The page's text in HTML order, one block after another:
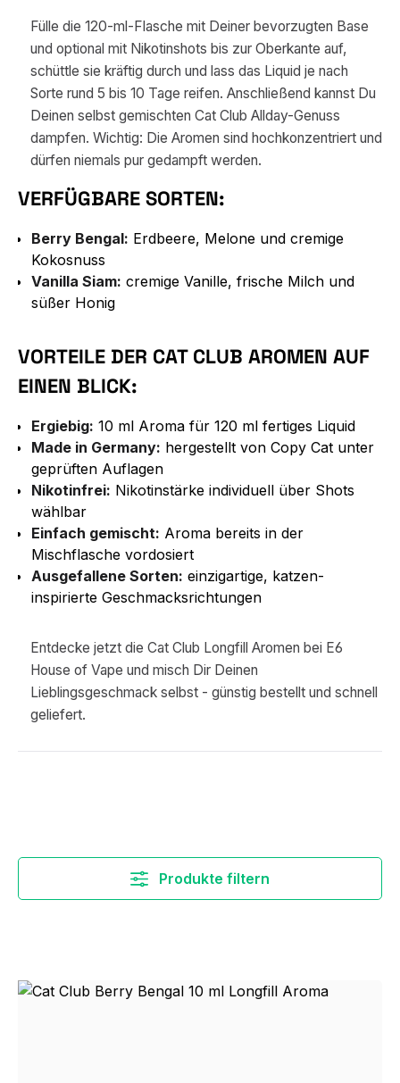
Fülle die 120-ml-Flasche mit Deiner bevorzugten Base
und optional mit Nikotinshots bis zur Oberkante auf,
schüttle sie kräftig durch und lass das Liquid je nach
Sorte rund 5 bis 10 Tage reifen. Anschließend kannst Du
Deinen selbst gemischten Cat Club Allday-Genuss
dampfen. Wichtig: Die Aromen sind hochkonzentriert und
dürfen niemals pur gedampft werden.
VERFÜGBARE SORTEN:
Berry Bengal: Erdbeere, Melone und cremige
Kokosnuss
Vanilla Siam: cremige Vanille, frische Milch und
süßer Honig
VORTEILE DER CAT CLUB AROMEN AUF
EINEN BLICK:
Ergiebig: 10 ml Aroma für 120 ml fertiges Liquid
Made in Germany: hergestellt von Copy Cat unter
geprüften Auflagen
Nikotinfrei: Nikotinstärke individuell über Shots
wählbar
Einfach gemischt: Aroma bereits in der
Mischflasche vordosiert
Ausgefallene Sorten: einzigartige, katzen-
inspirierte Geschmacksrichtungen
Entdecke jetzt die Cat Club Longfill Aromen bei E6
House of Vape und misch Dir Deinen
Lieblingsgeschmack selbst - günstig bestellt und schnell
geliefert.
Produkte filtern